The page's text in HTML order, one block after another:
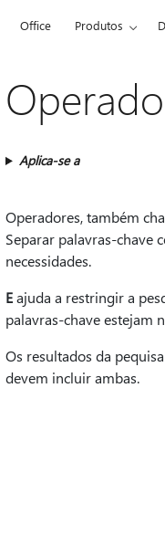
Office Produtos
Aplica-se a
Operadores, também
Separar palavras-chave
necessidades.
Eajuda a restringir a
palavras-chave estejam
Os resultados da
devem incluir ambas.